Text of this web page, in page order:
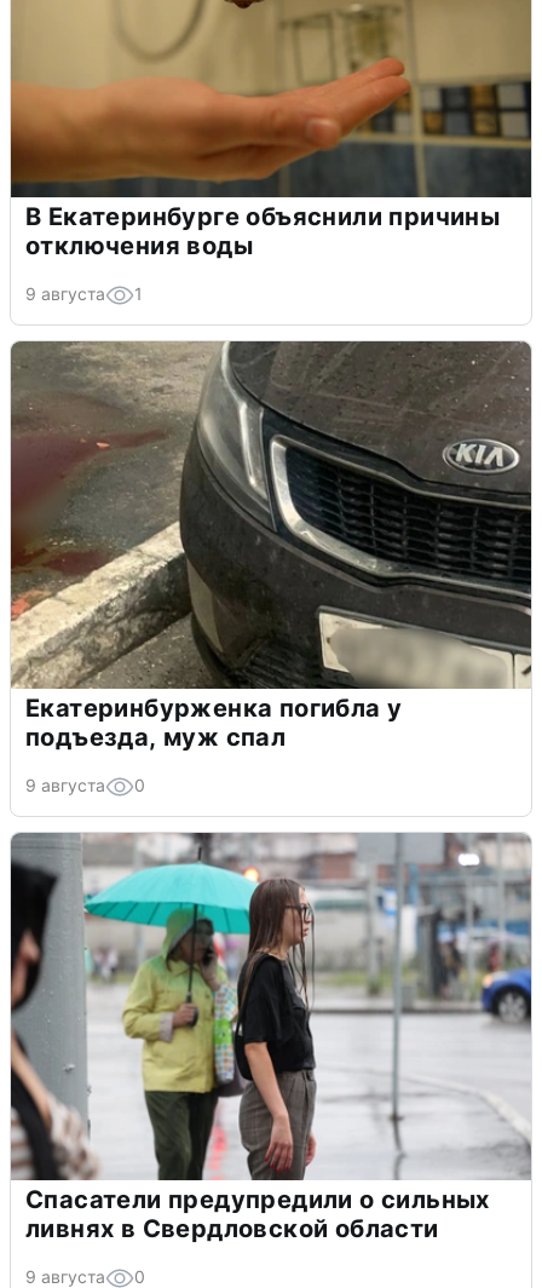
В Екатеринбурге объяснили причины
отключения воды
9 августа 1
Екатеринбурженка погибла у
подъезда, муж спал
9 августа 0
Спасатели предупредили о сильных
ливнях в Свердловской области
9 августа 0